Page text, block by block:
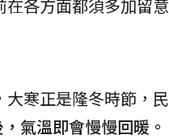
各方面都須多加留意
大寒正是隆冬時節，
氣溫即會慢慢回暖。